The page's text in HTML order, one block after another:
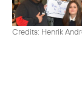
Credits: Henrik